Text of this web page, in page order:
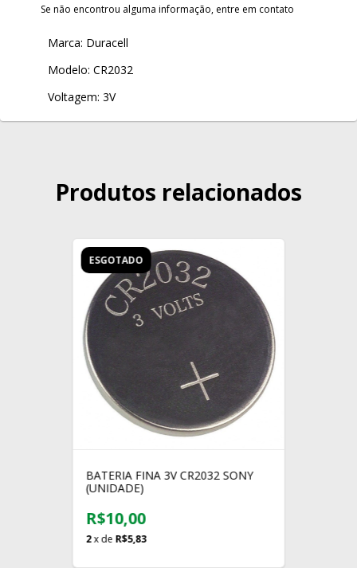
Se não encontrou alguma informação, entre em contato
Marca: Duracell
Modelo: CR2032
Voltagem: 3V
Produtos relacionados
ESGOTADO
BATERIA FINA 3V CR2032 SONY
(UNIDADE)
R$10,00
2x de R$5,83